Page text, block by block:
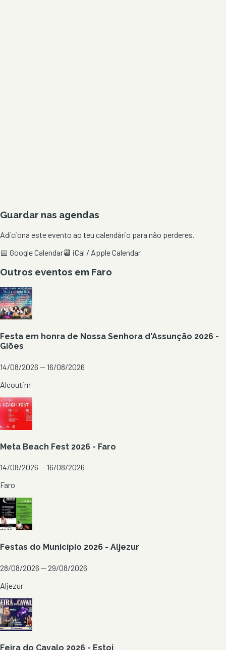
Guardar nas agendas
Adiciona este evento ao teu calendário para não perderes.
📅 Google Calendar📆 iCal / Apple Calendar
Outros eventos em Faro
Festa em honra de Nossa Senhora d'Assunção 2026 -
Giões
14/08/2026 — 16/08/2026
Alcoutim
Meta Beach Fest 2026 - Faro
14/08/2026 — 16/08/2026
Faro
Festas do Município 2026 - Aljezur
28/08/2026 — 29/08/2026
Aljezur
Feira do Cavalo 2026 - Estoi